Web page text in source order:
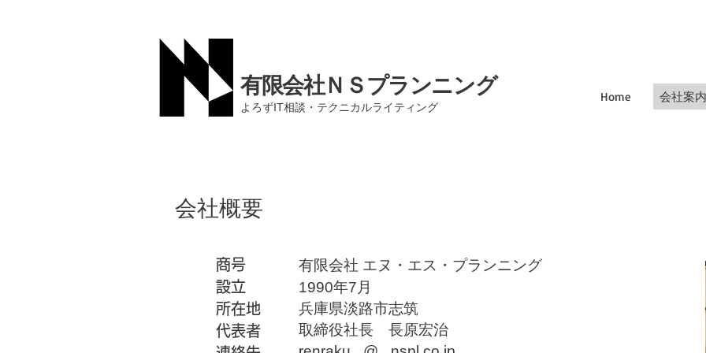
有限会社ＮＳプランニング
よろずIT相談・テクニカルライティング
Home 会社案内
会社概要
​商号 有限会社 エヌ・エス・プランニング
​設立
所在地
代表者
1990年7月
兵庫県淡路市志筑
取締役社長 長原宏治